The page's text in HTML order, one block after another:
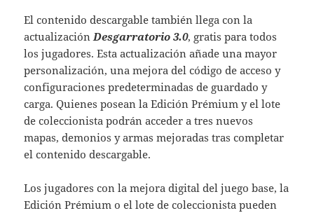
El contenido descargable también llega con la
actualización Desgarratorio 3.0, gratis para todos
los jugadores. Esta actualización añade una mayor
personalización, una mejora del código de acceso y
configuraciones predeterminadas de guardado y
carga. Quienes posean la Edición Prémium y el lote
de coleccionista podrán acceder a tres nuevos
mapas, demonios y armas mejoradas tras completar
el contenido descargable.
Los jugadores con la mejora digital del juego base, la
Edición Prémium o el lote de coleccionista pueden